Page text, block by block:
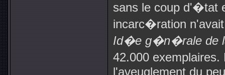
sans le coup d'�tat
incarc�ration
Id�e g�n�rale de
42.000
l'aveuglement du